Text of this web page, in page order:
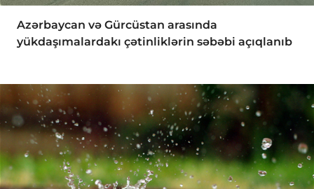
Azərbaycan və Gürcüstan arasında
yükdaşımalardakı çətinliklərin səbəbi açıqlanıb